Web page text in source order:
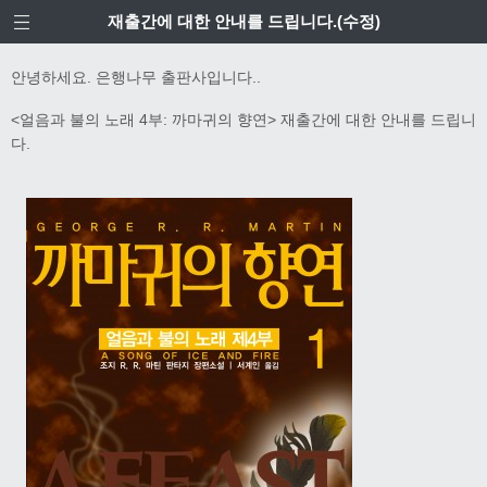
재출간에 대한 안내를 드립니다.(수정)
안녕하세요. 은행나무 출판사입니다..
<얼음과 불의 노래 4부: 까마귀의 향연> 재출간에 대한 안내를 드립니
다.